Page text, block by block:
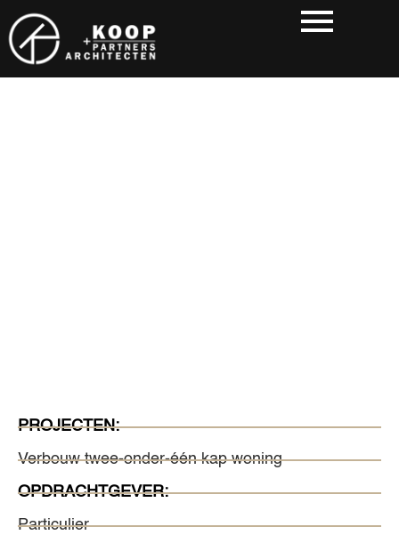
PROJECTEN:
Verbouw twee-onder-één kap woning
OPDRACHTGEVER:
Particulier